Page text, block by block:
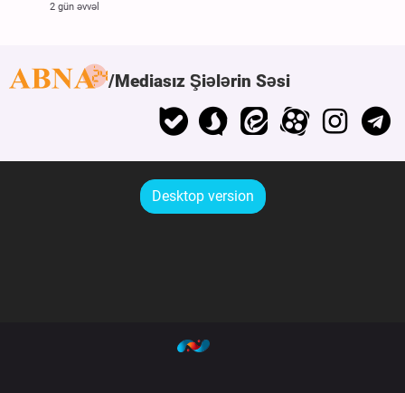
2 gün əvvəl
Mediasız Şiələrin Səsi
Desktop version